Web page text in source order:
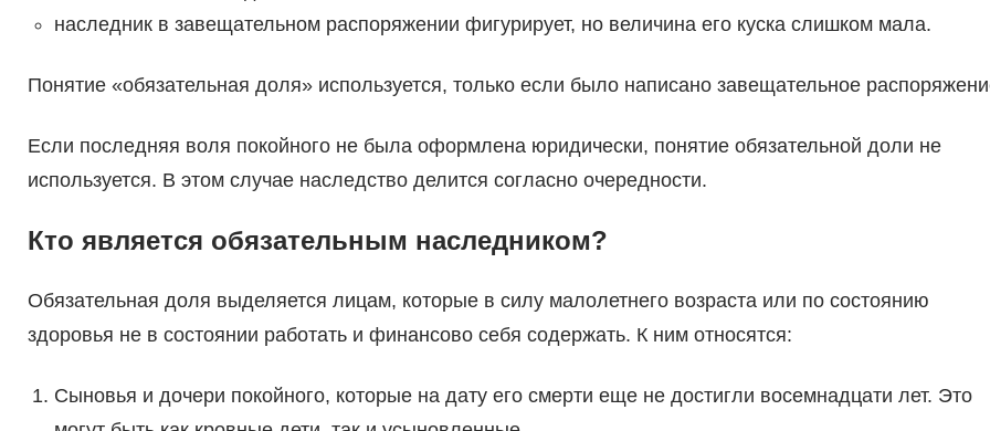
наследник в завещательном распоряжении фигурирует, но величина его куска слишком мала.
Понятие «обязательная доля» используется, только если было написано завещательное
Если последняя воля покойного не была оформлена юридически, понятие обязательной доли не
используется. В этом случае наследство делится согласно очередности.
Кто является обязательным наследником?
Обязательная доля выделяется лицам, которые в силу малолетнего возраста или по состоянию
здоровья не в состоянии работать и финансово себя содержать. К ним относятся:
Сыновья и дочери покойного, которые на дату его смерти еще не достигли восемнадцати лет. Это